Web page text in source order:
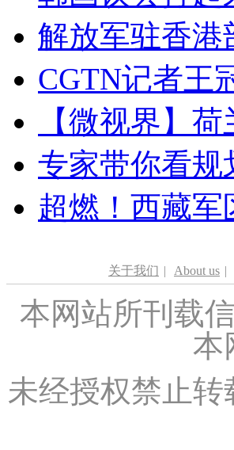
解放军驻香港
CGTN记者王
【微视界】
专家带你看规
超燃！西藏
关于我们 | About us |
本网站所刊载
本
未经授权禁止